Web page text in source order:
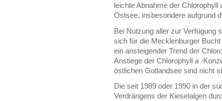
leichte Abnahme der
Ostsee, insbesondere aufgrund
Bei Nutzung aller zur Verfügung
sich für die Mecklenburger
ein ansteigender Trend der
Anstiege der Chlorophyll a -
östlichen Gotlandsee sind nicht
Die seit 1989 oder 1990 in der
Verdrängens der Kieselalgen